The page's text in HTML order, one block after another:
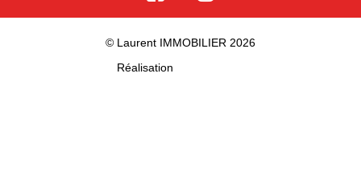
© Laurent IMMOBILIER 2026